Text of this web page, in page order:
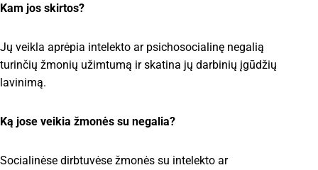
Kam jos skirtos?
Jų veikla aprėpia intelekto ar psichosocialinę negalią
turinčių žmonių užimtumą ir skatina jų darbinių įgūdžių
lavinimą.
Ką jose veikia žmonės su negalia?
Socialinėse dirbtuvėse žmonės su intelekto ar